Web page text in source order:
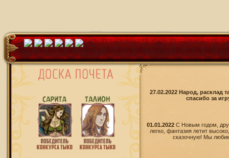
27.02.2022 Народ, расклад
спасибо за
01.01.2022 С Новым годом,
легко, фантазия летит
сказочную! Мы